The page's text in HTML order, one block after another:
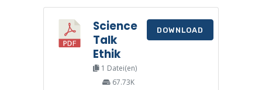
Science
Talk
Ethik
1 Datei(en)
67.73K
DOWNLOAD